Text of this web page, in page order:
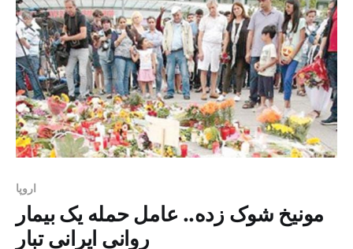
اروپا
مونیخ شوک زده.. عامل حمله یک بیمار
روانی ایرانی تبار